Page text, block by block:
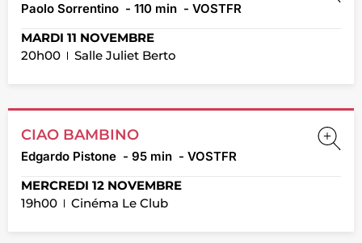
MARDI 11 NOVEMBRE
20h00
Salle Juliet Berto
Paolo Sorrentino - 110 min - VOSTFR
MERCREDI 12 NOVEMBRE
19h00
Cinéma Le Club
CIAO BAMBINO
Edgardo Pistone - 95 min - VOSTFR